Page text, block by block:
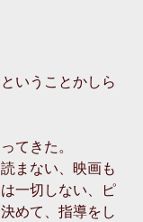
いうことかしら
てきた。
まない、映画も
一切しない、ピ
めて、指導をし